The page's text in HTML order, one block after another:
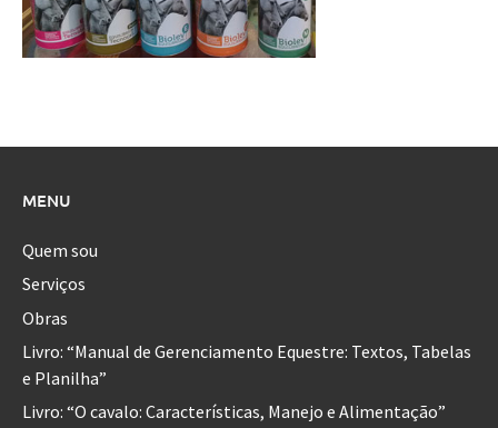
MENU
Quem sou
Serviços
Obras
Livro: “Manual de Gerenciamento Equestre: Textos, Tabelas
e Planilha”
Livro: “O cavalo: Características, Manejo e Alimentação”